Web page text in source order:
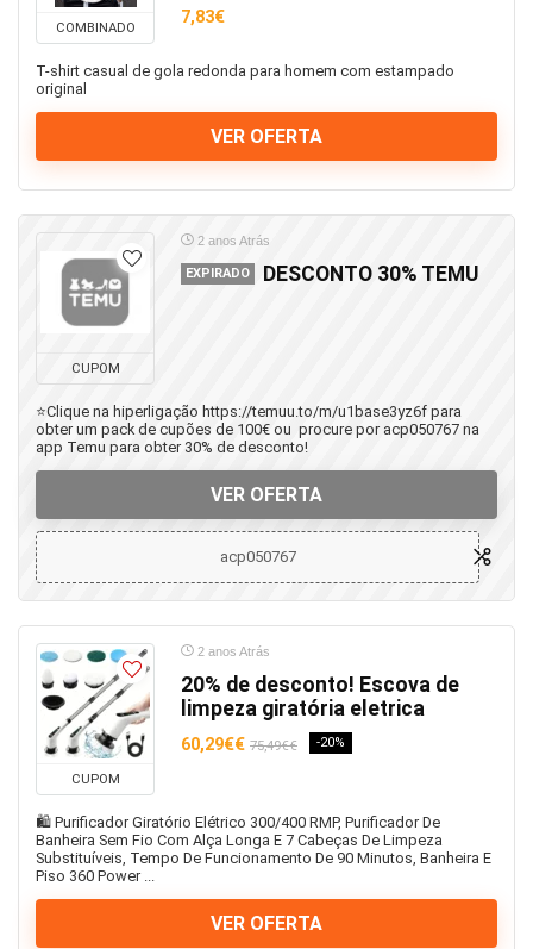
COMBINADO
7,83€
T-shirt casual de gola redonda para homem com estampado
original
VER OFERTA
CUPOM
2 anos Atrás
EXPIRADO DESCONTO 30% TEMU
⭐️Clique na hiperligação https://temuu.to/m/u1base3yz6f para
obter um pack de cupões de 100€ ou procure por acp050767 na
app Temu para obter 30% de desconto!
VER OFERTA
acp050767
CUPOM
2 anos Atrás
20% de desconto! Escova de
limpeza giratória eletrica
60,29€€ 75,49€€ -20%
🛍️ Purificador Giratório Elétrico 300/400 RMP, Purificador De
Banheira Sem Fio Com Alça Longa E 7 Cabeças De Limpeza
Substituíveis, Tempo De Funcionamento De 90 Minutos, Banheira E
Piso 360 Power ...
VER OFERTA